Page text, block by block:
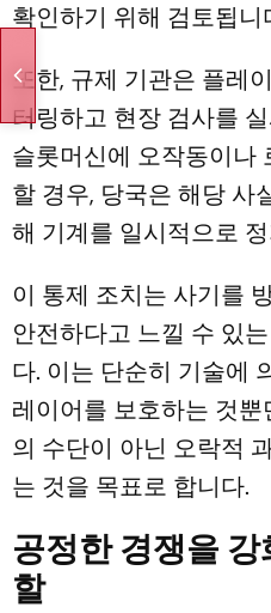
확인하기 위해 검토됩니
또한, 규제 기관은 플레
터링하고 현장 검사를
슬롯머신에 오작동이나
할 경우, 당국은 해당 사
해 기계를 일시적으로
이 통제 조치는 사기를
안전하다고 느낄 수 있
다. 이는 단순히 기술에
레이어를 보호하는 것
의 수단이 아닌 오락적
는 것을 목표로 합니다.
공정한 경쟁을
할